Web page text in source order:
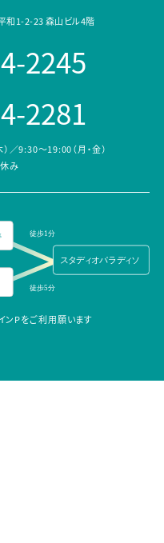
和1-2-23 森山ビル4階
2245
2281
／9:30～19:00（月・金）
休み
ンPをご利用願います